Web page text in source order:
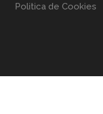
Politica de Cookies